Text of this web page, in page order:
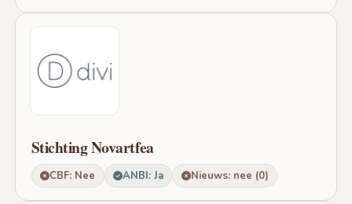
Stichting Novartfea
CBF: Nee ANBI: Ja Nieuws: nee (0)